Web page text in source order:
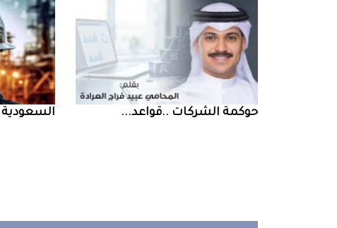
حوكمة‭ ‬الشركات‭.. ‬قواعد‭ ... السعودية‭ ‬تخفض‭ ‬سعر‭ ...